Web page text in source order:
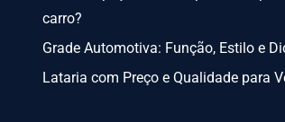
carro?
Grade Automotiva: Função, Estilo e
Lataria com Preço e Qualidade para